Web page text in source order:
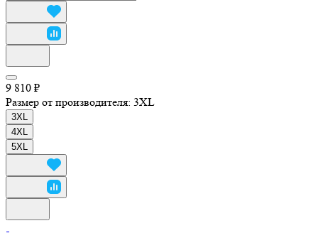
9 810 ₽
Размер от производителя: 3XL
3XL
4XL
5XL